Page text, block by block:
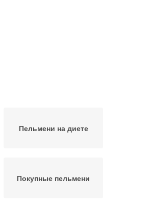
Пельмени на диете
Покупные пельмени